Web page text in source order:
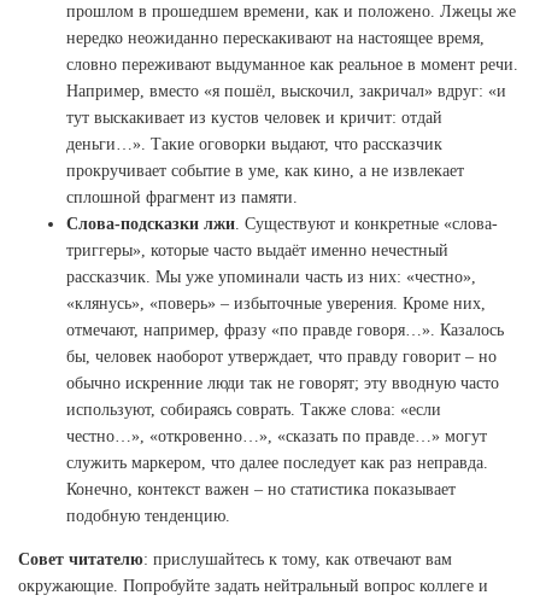
прошлом в прошедшем времени, как и положено. Лжецы же
нередко неожиданно перескакивают на настоящее время,
словно переживают выдуманное как реальное в момент речи.
Например, вместо «я пошёл, выскочил, закричал» вдруг: «и
тут выскакивает из кустов человек и кричит: отдай
деньги…». Такие оговорки выдают, что рассказчик
прокручивает событие в уме, как кино, а не извлекает
сплошной фрагмент из памяти.
Слова-подсказки лжи . Существуют и конкретные «слова-
триггеры», которые часто выдаёт именно нечестный
рассказчик. Мы уже упоминали часть из них: «честно»,
«клянусь», «поверь» – избыточные уверения. Кроме них,
отмечают, например, фразу «по правде говоря…». Казалось
бы, человек наоборот утверждает, что правду говорит – но
обычно искренние люди так не говорят; эту вводную часто
используют, собираясь соврать. Также слова: «если
честно…», «откровенно…», «сказать по правде…» могут
служить маркером, что далее последует как раз неправда.
Конечно, контекст важен – но статистика показывает
подобную тенденцию.
Совет читателю: прислушайтесь к тому, как отвечают вам
окружающие. Попробуйте задать нейтральный вопрос коллеге и